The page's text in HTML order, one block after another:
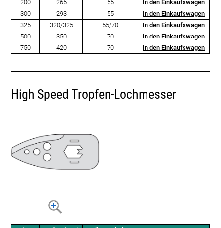
200
265 55
In den Einkaufswagen
300
293 55
In den Einkaufswagen
325
320/325 55/70
In den Einkaufswagen
500
350 70
In den Einkaufswagen
750
420 70 In den Einkaufswagen
High Speed Tropfen-Lochmesser